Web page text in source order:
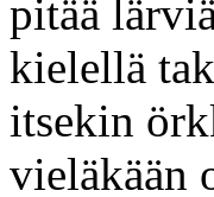
pitää
kielellä
itsekin
vieläkään